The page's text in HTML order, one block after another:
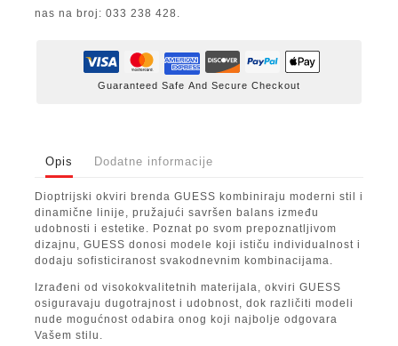
nas na broj: 033 238 428.
Guaranteed Safe And Secure Checkout
Opis Dodatne informacije
Dioptrijski okviri brenda GUESS kombiniraju moderni stil i
dinamične linije, pružajući savršen balans između
udobnosti i estetike. Poznat po svom prepoznatljivom
dizajnu, GUESS donosi modele koji ističu individualnost i
dodaju sofisticiranost svakodnevnim kombinacijama.
Izrađeni od visokokvalitetnih materijala, okviri GUESS
osiguravaju dugotrajnost i udobnost, dok različiti modeli
nude mogućnost odabira onog koji najbolje odgovara
Vašem stilu.